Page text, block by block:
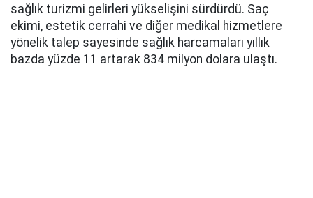
sağlık turizmi gelirleri yükselişini sürdürdü. Saç
ekimi, estetik cerrahi ve diğer medikal hizmetlere
yönelik talep sayesinde sağlık harcamaları yıllık
bazda yüzde 11 artarak 834 milyon dolara ulaştı.